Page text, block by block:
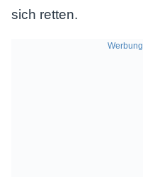
sich retten.
Werbung